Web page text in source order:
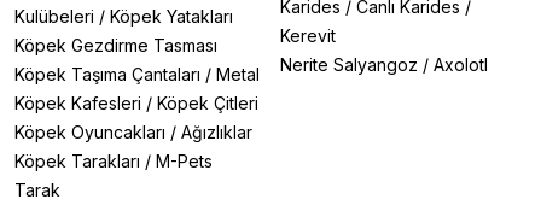
Kulübeleri / Köpek Yatakları
Köpek Gezdirme Tasması
Köpek Taşıma Çantaları / Metal
Köpek Kafesleri / Köpek Çitleri
Köpek Oyuncakları / Ağızlıklar
Köpek Tarakları / M-Pets
Tarak
Karides / Canlı Karides /
Kerevit
Nerite Salyangoz / Axolotl